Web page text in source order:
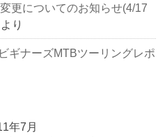
更についてのお知らせ(4/17
より
ギナーズMTBツーリングレポ
年7月